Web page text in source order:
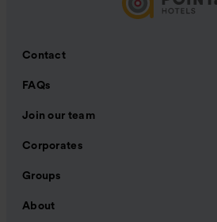
Contact
FAQs
Join our team
Corporates
Groups
About